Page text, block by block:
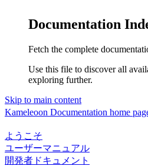
Documentation
Fetch the complete
Use this file to discover all
exploring further.
Skip to main content
Kameleoon Documentation home
ようこそ
ユーザーマニュアル
開発者ドキュメント